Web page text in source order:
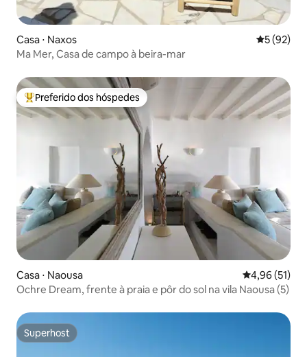
Casa ⋅ Naxos 5 de uma
5 (92)
Ma Mer, Casa de campo à beira-mar
Entre os melhores preferidos dos hóspedes
Preferido dos hóspedes
Casa ⋅ Naousa 4,96 de uma
4,96 (51)
Ochre Dream, frente à praia e pôr do sol na vila Naousa (5)
Superhost
Superhost